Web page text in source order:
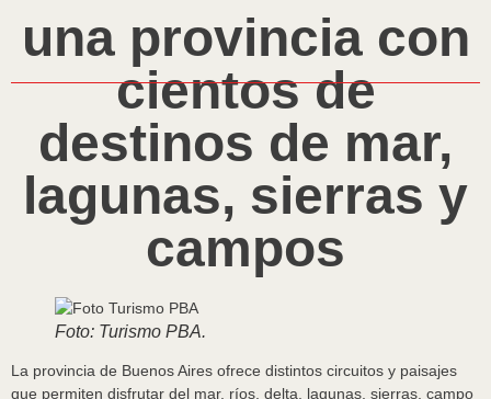
una provincia con
cientos de
destinos de mar,
lagunas, sierras y
campos
Foto: Turismo PBA.
La provincia de Buenos Aires ofrece distintos circuitos y paisajes
que permiten disfrutar del mar, ríos, delta, lagunas, sierras, campo